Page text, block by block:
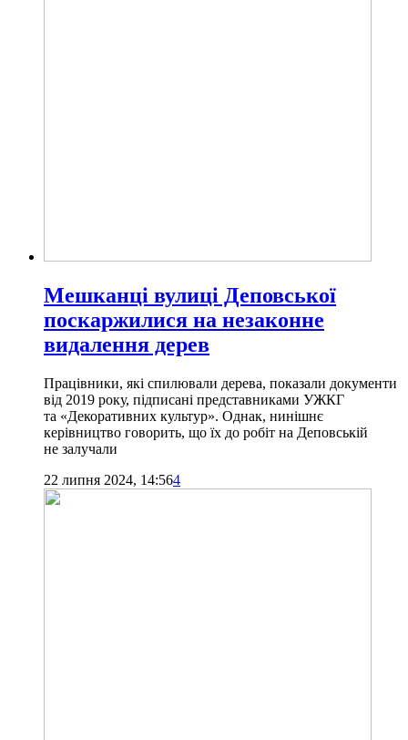
Мешканці вулиці Деповської
поскаржилися на незаконне
видалення дерев
Працівники, які спилювали дерева, показали документи
від 2019 року, підписані представниками УЖКГ
та «Декоративних культур». Однак, нинішнє
керівництво говорить, що їх до робіт на Деповській
не залучали
22 липня 2024, 14:564